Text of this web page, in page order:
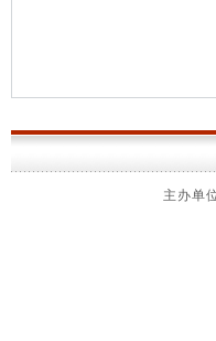
主办单